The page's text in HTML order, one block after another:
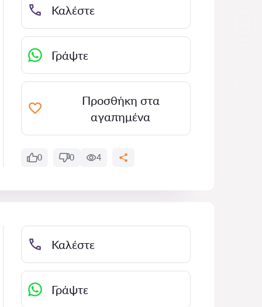
Καλέστε
Γράψτε
Προσθήκη στα
αγαπημένα
0 0 4
Καλέστε
Γράψτε